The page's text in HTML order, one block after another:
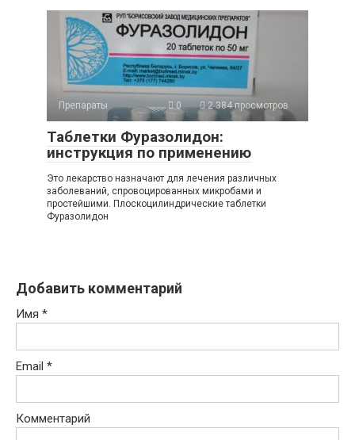
Препараты 0 2 384 просмотров
Таблетки Фуразолидон:
инструкция по применению
Это лекарство назначают для лечения различных
заболеваний, спровоцированных микробами и
простейшими. Плоскоцилиндрические таблетки
Фуразолидон
Добавить комментарий
Имя *
Email *
Комментарий